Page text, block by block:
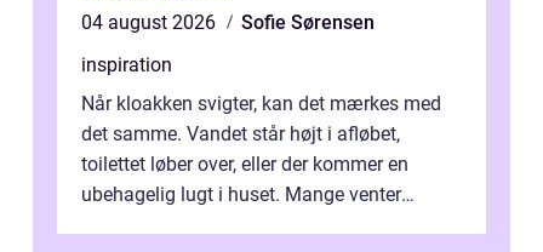
04 august 2026
Sofie Sørensen
inspiration
Når kloakken svigter, kan det mærkes med
det samme. Vandet står højt i afløbet,
toilettet løber over, eller der kommer en
ubehagelig lugt i huset. Mange venter